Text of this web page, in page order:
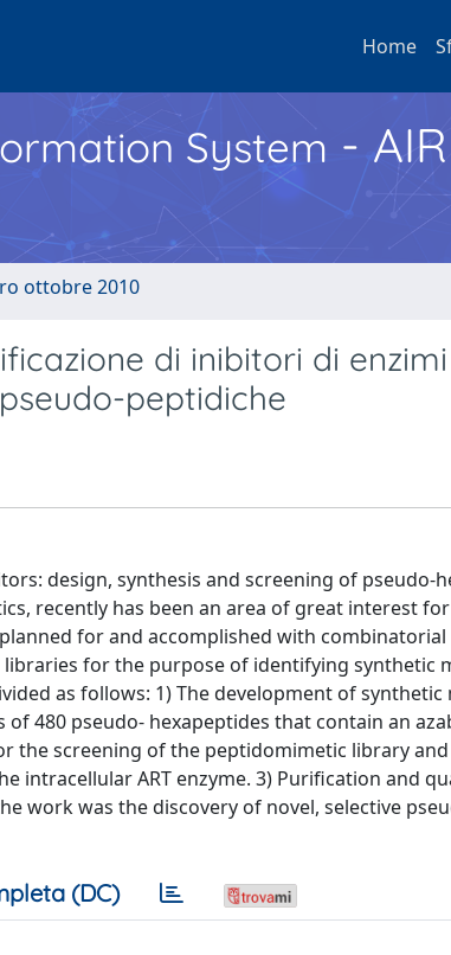
Home
System - AIR
ottobre 2010
di inibitori di enzimi
peptidiche
design, synthesis and screening of pseudo-
recently has been an area of great interest
for and accomplished with combinatorial
for the purpose of identifying synthetic
as follows: 1) The development of
480 pseudo- hexapeptides that contain an
the screening of the peptidomimetic library and
intracellular ART enzyme. 3) Purification and
work was the discovery of novel, selective
(DC)